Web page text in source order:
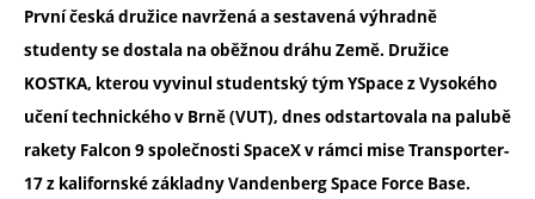
První česká družice navržená a sestavená výhradně
studenty se dostala na oběžnou dráhu Země. Družice
KOSTKA, kterou vyvinul studentský tým YSpace z Vysokého
učení technického v Brně (VUT), dnes odstartovala na palubě
rakety Falcon 9 společnosti SpaceX v rámci mise Transporter-
17 z kalifornské základny Vandenberg Space Force Base.